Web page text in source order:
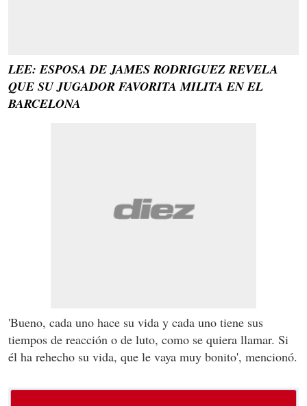
LEE: ESPOSA DE JAMES RODRIGUEZ REVELA
QUE SU JUGADOR FAVORITA MILITA EN EL
BARCELONA
'Bueno, cada uno hace su vida y cada uno tiene sus
tiempos de reacción o de luto, como se quiera llamar. Si
él ha rehecho su vida, que le vaya muy bonito', mencionó.